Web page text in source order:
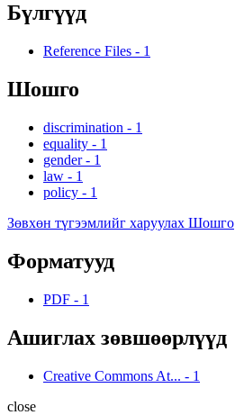
Бүлгүүд
Reference Files - 1
Шошго
discrimination - 1
equality - 1
gender - 1
law - 1
policy - 1
Зөвхөн түгээмлийг харуулах Шошго
Форматууд
PDF - 1
Ашиглах зөвшөөрлүүд
Creative Commons At... - 1
close